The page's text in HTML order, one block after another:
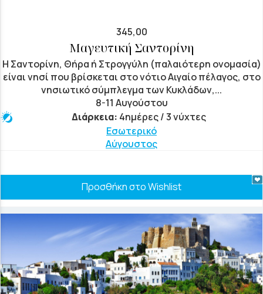
345,00
Μαγευτική Σαντορίνη
Η Σαντορίνη, Θήρα ή Στρογγύλη (παλαιότερη ονομασία)
είναι νησί που βρίσκεται στο νότιο Αιγαίο πέλαγος, στο
νησιωτικό σύμπλεγμα των Κυκλάδων,...
8-11 Αυγούστου
Διάρκεια: 4ημέρες / 3 νύχτες
Εσωτερικό
Αύγουστος
Προσθήκη στο Wishlist